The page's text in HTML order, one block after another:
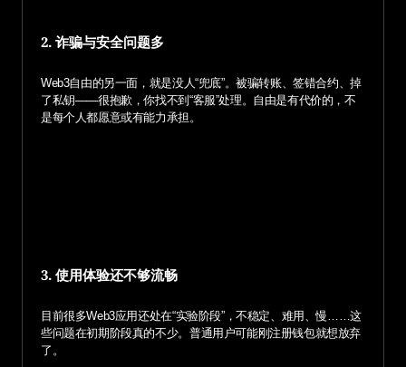
2. 诈骗与安全问题多
Web3自由的另一面，就是没人“兜底”。被骗转账、签错合约、掉
了私钥——很抱歉，你找不到“客服”处理。自由是有代价的，不
是每个人都愿意或有能力承担。
3. 使用体验还不够流畅
目前很多Web3应用还处在“实验阶段”，不稳定、难用、慢……这
些问题在初期阶段真的不少。普通用户可能刚注册钱包就想放弃
了。